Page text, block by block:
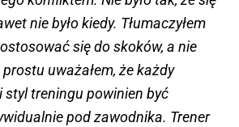
nie było kiedy. Tłumaczyłem
się do skoków, a nie
uważałem, że każdy
styl treningu powinien być
pod zawodnika. Trener